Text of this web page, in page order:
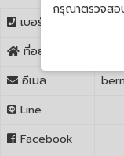
เบอร์ติดต่อ
ที่อยู่
อีเมล
Line
Facebook
กรุณาตรวจสอ